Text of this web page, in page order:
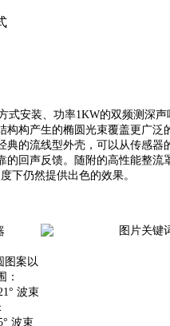
式安装、功率1KW的双频测深声
构构产生的椭圆光束覆盖更广泛
典的流线型外壳，可以从传感器
的回声反馈。随附的高性能整流
下仍然提供出色的效果。
图案以
：
波束
波束